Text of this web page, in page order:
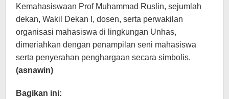
Kemahasiswaan Prof Muhammad Ruslin, sejumlah
dekan, Wakil Dekan I, dosen, serta perwakilan
organisasi mahasiswa di lingkungan Unhas,
dimeriahkan dengan penampilan seni mahasiswa
serta penyerahan penghargaan secara simbolis.
(asnawin)
Bagikan ini: